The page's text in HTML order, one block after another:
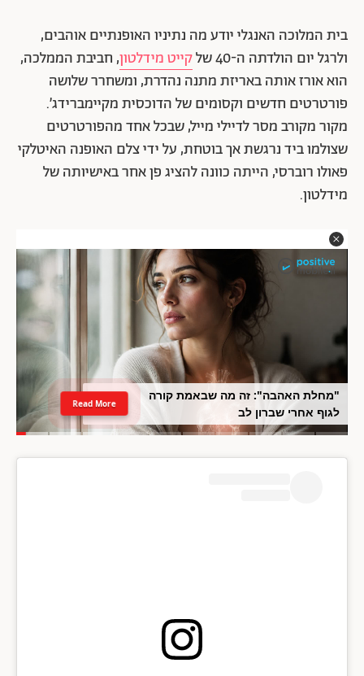
בית המלוכה האנגלי יודע מה נתיניו האופנתיים אוהבים,
ולרגל יום הולדתה ה-40 של
קייט מידלטון, חביבת הממלכה,
הוא אורז אותה באריזת מתנה נהדרת, ומשחרר שלושה
פורטרטים חדשים וקסומים של הדוכסית מקיימברידג׳.
מקור מקורב מסר לדיילי מייל, שבכל אחד מהפורטרטים
שצולמו ביד נרגשת אך בוטחת, על ידי צלם האופנה האיטלקי
פאולו רוברסי, הייתה כוונה להציג פן אחר באישיותה של
מידלטון.
"מחלת האהבה": זה מה שבאמת קורה
לגוף אחרי שברון לב
Read More